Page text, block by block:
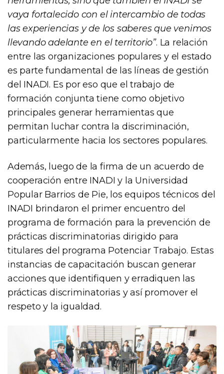
vaya fortalecido con el intercambio de todas
las experiencias y de los saberes que venimos
llevando adelante en el territorio”. La relación
entre las organizaciones populares y el estado
es parte fundamental de las líneas de gestión
del INADI. Es por eso que el trabajo de
formación conjunta tiene como objetivo
principales generar herramientas que
permitan luchar contra la discriminación,
particularmente hacia los sectores populares.
Además, luego de la firma de un acuerdo de
cooperación entre INADI y la Universidad
Popular Barrios de Pie, los equipos técnicos del
INADI brindaron el primer encuentro del
programa de formación para la prevención de
prácticas discriminatorias dirigido para
titulares del programa Potenciar Trabajo. Estas
instancias de capacitación buscan generar
acciones que identifiquen y erradiquen las
prácticas discriminatorias y así promover el
respeto y la igualdad.